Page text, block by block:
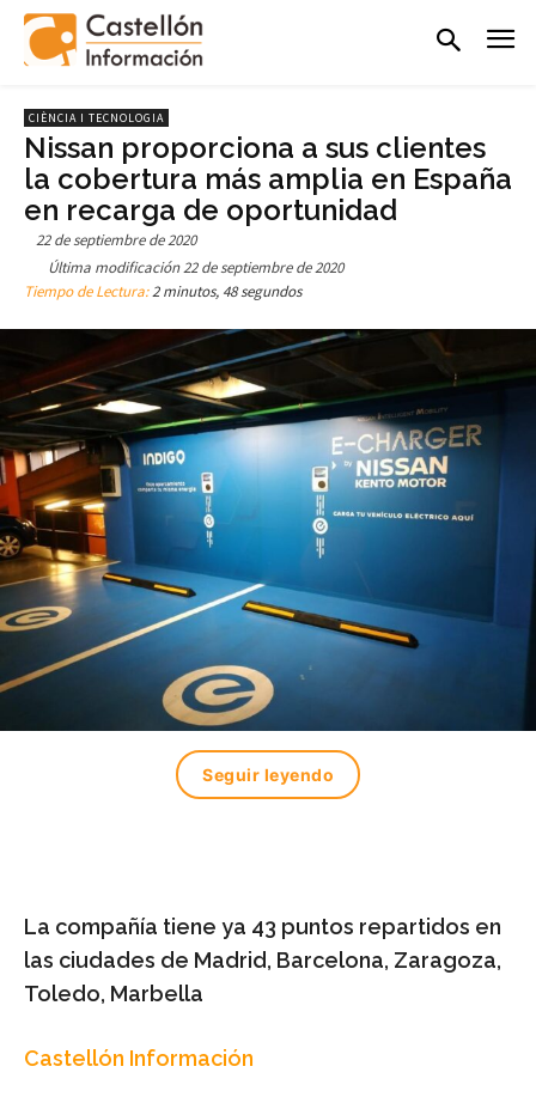
CIÈNCIA I TECNOLOGIA
Nissan proporciona a sus clientes
la cobertura más amplia en España
en recarga de oportunidad
22 de septiembre de 2020
Última modificación22 de septiembre de 2020
Tiempo de Lectura:2 minutos, 48 segundos
Seguir leyendo
La compañía tiene ya 43 puntos repartidos en
las ciudades de Madrid, Barcelona, Zaragoza,
Toledo, Marbella
Castellón Información